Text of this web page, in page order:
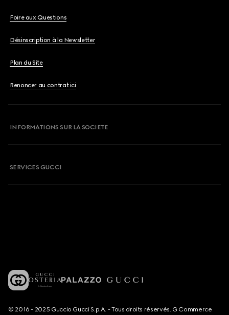
Foire aux Questions
Désinscription à la Newsletter
Plan du Site
Renoncer au contrat ici
INFORMATIONS SUR LA SOCIETE
SERVICES GUCCI
© 2016 - 2025 Guccio Gucci S.p.A. - Tous droits réservés. G Commerce